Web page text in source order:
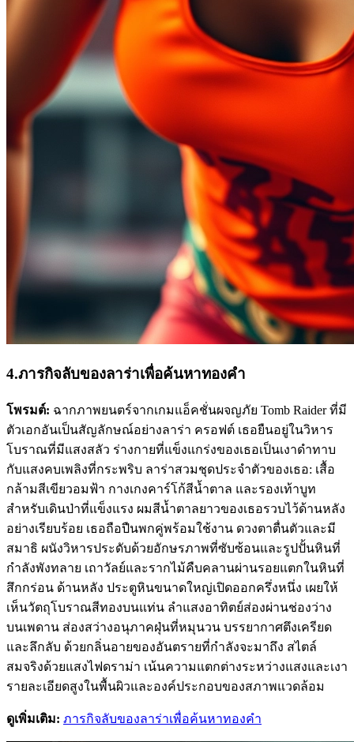
4.ภารกิจลับของลาร่าเพื่อค้นหาทองคำ
โพรมต์: ฉากภาพยนตร์จากเกมแอ็คชั่นผจญภัย Tomb Raider ที่มี
ตัวเอกอันเป็นสัญลักษณ์อย่างลาร่า ครอฟต์ เธอยืนอยู่ในวิหาร
โบราณที่มีแสงสลัว ร่างกายที่แข็งแกร่งของเธอเป็นเงาดำทาบ
กับแสงคบเพลิงที่กระพริบ ลาร่าสวมชุดประจำตัวของเธอ: เสื้อ
กล้ามสีเขียวอมฟ้า กางเกงคาร์โก้สีน้ำตาล และรองเท้าบูท
สำหรับเดินป่าที่แข็งแรง ผมสีน้ำตาลยาวของเธอรวบไว้ด้านหลัง
อย่างเรียบร้อย เธอถือปืนพกคู่พร้อมใช้งาน ดวงตาตื่นตัวและมี
สมาธิ ผนังวิหารประดับด้วยอักษรภาพที่ซับซ้อนและรูปปั้นหินที่
กำลังพังทลาย เถาวัลย์และรากไม้คืบคลานผ่านรอยแตกในหินที่
สึกกร่อน ด้านหลัง ประตูหินขนาดใหญ่เปิดออกครึ่งหนึ่ง เผยให้
เห็นวัตถุโบราณสีทองบนแท่น ลำแสงอาทิตย์ส่องผ่านช่องว่าง
บนเพดาน ส่องสว่างอนุภาคฝุ่นที่หมุนวน บรรยากาศตึงเครียด
และลึกลับ ด้วยกลิ่นอายของอันตรายที่กำลังจะมาถึง สไตล์
สมจริงด้วยแสงไฟดราม่า เน้นความแตกต่างระหว่างแสงและเงา
รายละเอียดสูงในพื้นผิวและองค์ประกอบของสภาพแวดล้อม
ดูเพิ่มเติม: ภารกิจลับของลาร่าเพื่อค้นหาทองคำ